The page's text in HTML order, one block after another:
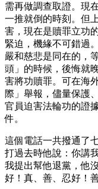
需再做調查取證。現
一推就倒的時刻。但
害，現在是贖罪立功
緊迫，機緣不可錯過
嚴和慈悲是同在的，
頭」的時候，後悔就
害將功贖罪。可在海
際」舉報，儘量保護
官員迫害法輪功的證
件。
這個電話一共撥通了
打過去時他說：你講
我提出幫他退黨，他
好！真、善、忍好！